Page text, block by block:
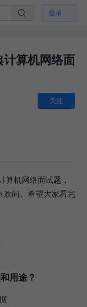
登录
算机网络面
关注
算机网络面试题，
欢问。希望大家看完
用途？